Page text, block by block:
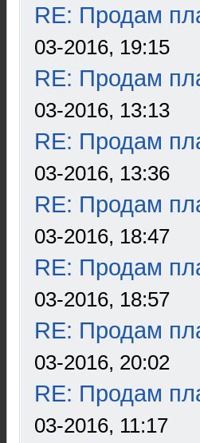
RE: Продам
03-2016, 19:15
RE: Продам
03-2016, 13:13
RE: Продам
03-2016, 13:36
RE: Продам
03-2016, 18:47
RE: Продам
03-2016, 18:57
RE: Продам
03-2016, 20:02
RE: Продам
03-2016, 11:17